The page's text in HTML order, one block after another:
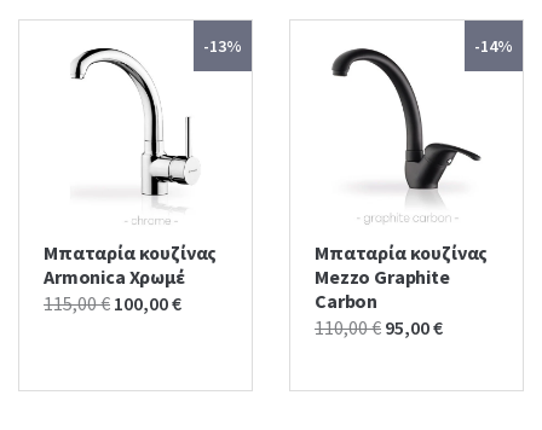
-13%
Μπαταρία κουζίνας
Armonica Χρωμέ
115,00€ Original
115,00 €.
100,00€Current
100,00 €.
-14%
Μπαταρία κουζίνας
Mezzo Graphite
Carbon
110,00€ Original
was:
95,00€Current
is: